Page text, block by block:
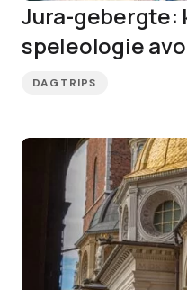
Jura-gebergte:
speleologie
DAGTRIPS